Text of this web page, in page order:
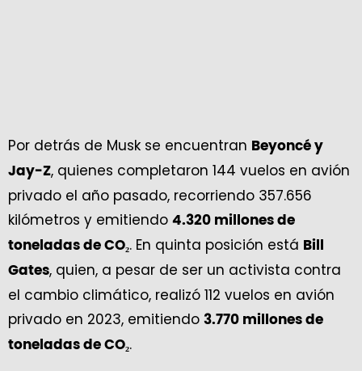
Por detrás de Musk se encuentran Beyoncé y
Jay-Z, quienes completaron 144 vuelos en avión
privado el año pasado, recorriendo 357.656
kilómetros y emitiendo 4.320 millones de
toneladas de CO₂. En quinta posición está Bill
Gates, quien, a pesar de ser un activista contra
el cambio climático, realizó 112 vuelos en avión
privado en 2023, emitiendo 3.770 millones de
toneladas de CO₂.